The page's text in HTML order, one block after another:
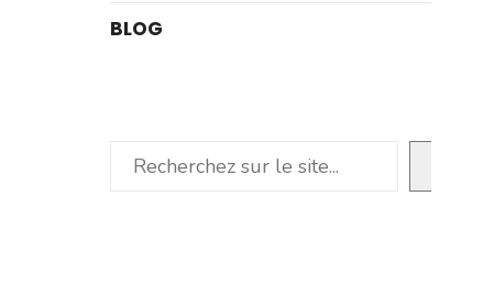
BLOG
Rechercher